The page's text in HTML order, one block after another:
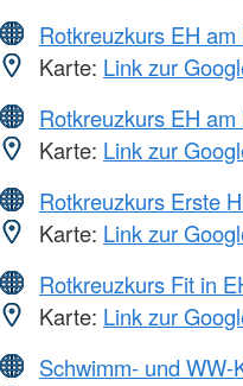
Rotkreuzkurs EH am
Karte: Link zur
Rotkreuzkurs EH am
Karte: Link zur
Rotkreuzkurs Erste
Karte: Link zur
Rotkreuzkurs Fit in
Karte: Link zur
Schwimm- und WW-